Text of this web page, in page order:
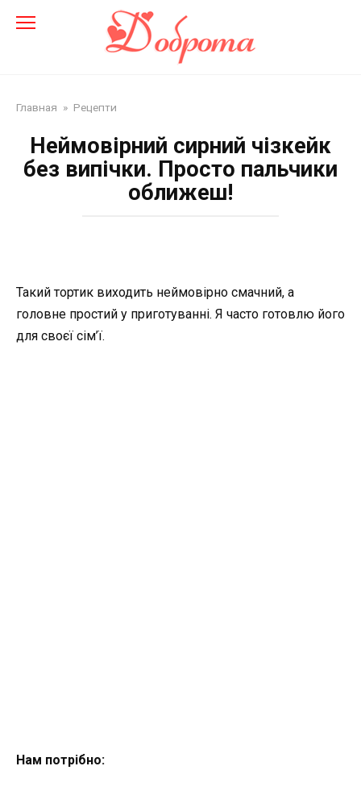
Главная » Рецепти
Неймовірний сирний чізкейк
без випічки. Просто пальчики
оближеш!
Такий тортик виходить неймовірно смачний, а
головне простий у приготуванні. Я часто готовлю його
для своєї сім’ї.
Нам потрібно: